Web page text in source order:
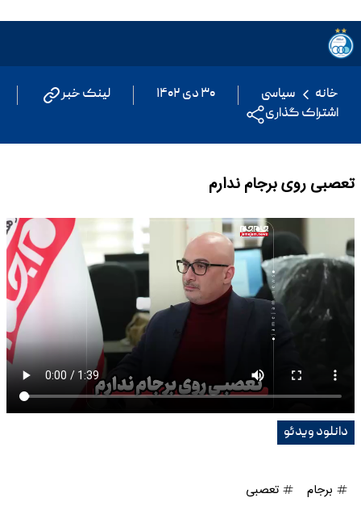
خانه سیاسی ۳۰ دی ۱۴۰۲
لینک خبر
اشتراک گذاری
تعصبی روی برجام ندارم
دانلود ویدئو
برجام تعصبی